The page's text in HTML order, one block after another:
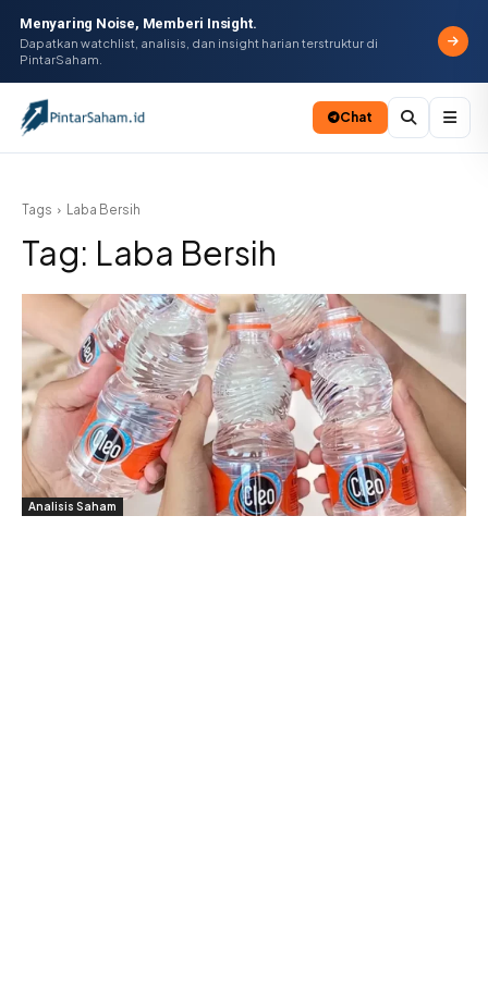
Menyaring Noise, Memberi Insight.
Dapatkan watchlist, analisis, dan insight harian terstruktur di
PintarSaham.
Chat
Tags
Laba Bersih
Tag: Laba Bersih
Analisis Saham